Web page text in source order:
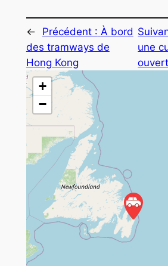
← Précédent : À bord
des tramways de
Hong Kong
une
ouvert
Travelers' Map is
If you see this after your
loaded completely,
are missing.
+
−